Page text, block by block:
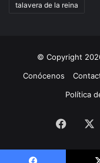
talavera de la reina
© Copyright
Conócenos
Política